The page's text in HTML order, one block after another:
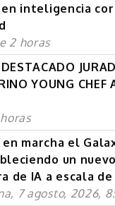
en inteligencia
2 horas
YOUNG CHEF
marcha el
un
de IA a escala
7 agosto, 2026,